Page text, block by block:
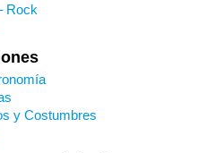
Rock
y Costumbres